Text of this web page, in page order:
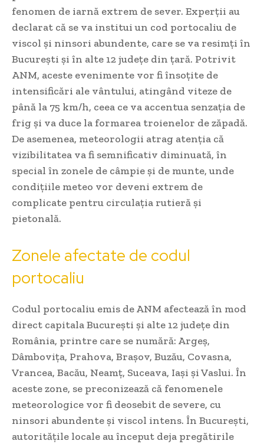
fenomen de iarnă extrem de sever. Experții au
declarat că se va institui un cod portocaliu de
viscol și ninsori abundente, care se va resimți în
București și în alte 12 județe din țară. Potrivit
ANM, aceste evenimente vor fi însoțite de
intensificări ale vântului, atingând viteze de
până la 75 km/h, ceea ce va accentua senzația de
frig și va duce la formarea troienelor de zăpadă.
De asemenea, meteorologii atrag atenția că
vizibilitatea va fi semnificativ diminuată, în
special în zonele de câmpie și de munte, unde
condițiile meteo vor deveni extrem de
complicate pentru circulația rutieră și
pietonală.
Zonele afectate de codul
portocaliu
Codul portocaliu emis de ANM afectează în mod
direct capitala București și alte 12 județe din
România, printre care se numără: Argeș,
Dâmbovița, Prahova, Brașov, Buzău, Covasna,
Vrancea, Bacău, Neamț, Suceava, Iași și Vaslui. În
aceste zone, se preconizează că fenomenele
meteorologice vor fi deosebit de severe, cu
ninsori abundente și viscol intens. În București,
autoritățile locale au început deja pregătirile